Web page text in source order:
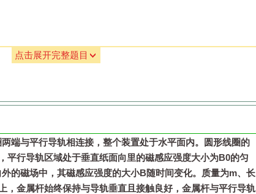
后减小
点击展开完整题目
端与平行导轨相连接，整个装置处于水平面内。圆形线圈的
，平行导轨区域处于垂直纸面向里的磁感应强度大小为B0的匀
的磁场中，其磁感应强度的大小B随时间变化。质量为m、长
，金属杆始终保持与导轨垂直且接触良好，金属杆与平行导轨